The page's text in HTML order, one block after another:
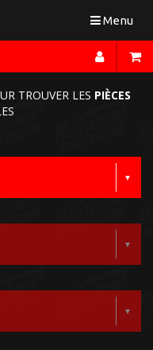
Toggle
Menu
TROUVER LES PIÈCES